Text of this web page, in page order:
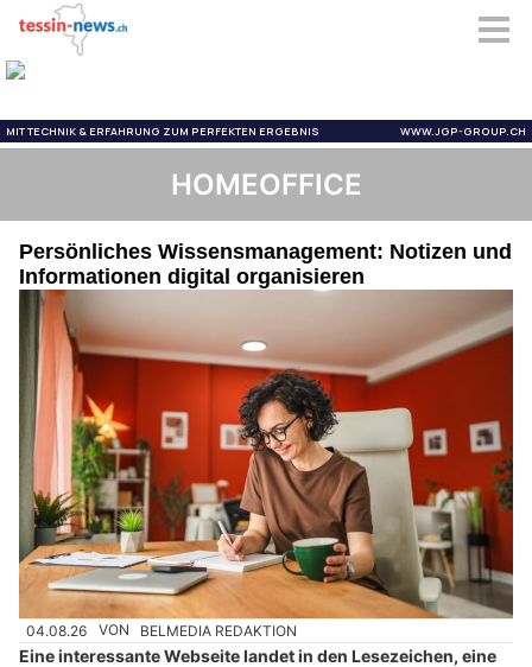
HOMEOFFICE
Persönliches Wissensmanagement: Notizen und
Informationen digital organisieren
04.08.26 VON BELMEDIA REDAKTION
Eine interessante Webseite landet in den Lesezeichen, eine